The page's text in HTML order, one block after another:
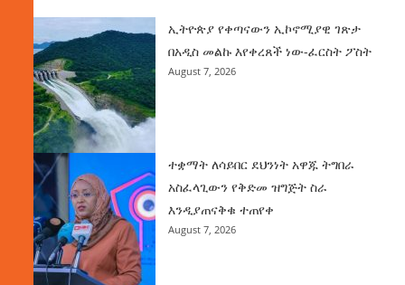
ኢትዮጵያ የቀጣናውን ኢኮኖሚያዊ ገጽታ
በአዲስ መልኩ እየቀረጸች ነው-ፈርስት ፖስት
August 7, 2026
ተቋማት ለሳይበር ደህንነት አዋጁ ትግበራ
አስፈላጊውን የቅድመ ዝግጅት ስራ
እንዲያጠናቅቁ ተጠየቀ
August 7, 2026